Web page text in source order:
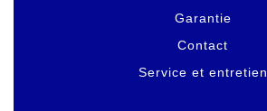
Garantie
Contact
Service et entretien